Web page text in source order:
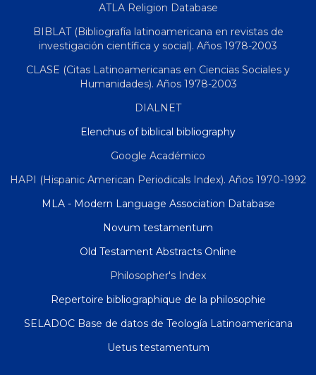
ATLA Religion Database
BIBLAT (Bibliografía latinoamericana en revistas de
investigación científica y social). Años 1978-2003
CLASE (Citas Latinoamericanas en Ciencias Sociales y
Humanidades). Años 1978-2003
DIALNET
Elenchus of biblical bibliography
Google Académico
HAPI (Hispanic American Periodicals Index). Años 1970-1992
MLA - Modern Language Association Database
Novum testamentum
Old Testament Abstracts Online
Philosopher's Index
Repertoire bibliographique de la philosophie
SELADOC Base de datos de Teología Latinoamericana
Uetus testamentum